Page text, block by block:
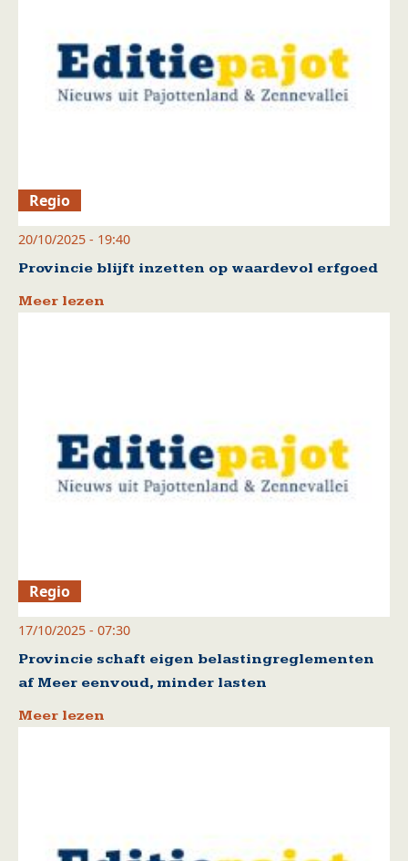
Regio
20/10/2025 - 19:40
Provincie blijft inzetten op waardevol erfgoed
Meer lezen
Regio
17/10/2025 - 07:30
Provincie schaft eigen belastingreglementen
af Meer eenvoud, minder lasten
Meer lezen